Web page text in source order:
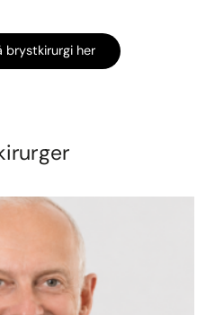
brystkirurgi her